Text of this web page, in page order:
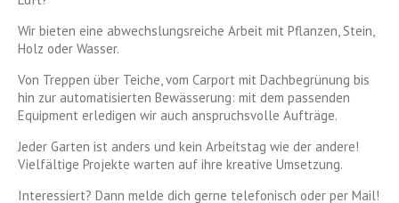
Wir bieten eine abwechslungsreiche Arbeit mit Pflanzen, Stein,
Holz oder Wasser.
Von Treppen über Teiche, vom Carport mit Dachbegrünung bis
hin zur automatisierten Bewässerung: mit dem passenden
Equipment erledigen wir auch anspruchsvolle Aufträge.
Jeder Garten ist anders und kein Arbeitstag wie der andere!
Vielfältige Projekte warten auf ihre kreative Umsetzung.
Interessiert? Dann melde dich gerne telefonisch oder per Mail!